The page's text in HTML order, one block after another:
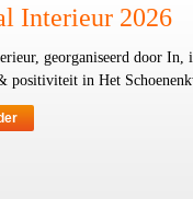
Interieur 2026
georganiseerd door In,
positiviteit in Het